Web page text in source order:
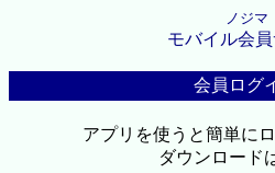
ノジマ
モバイル会員
会員ログ
アプリを使うと簡単に
ダウンロード